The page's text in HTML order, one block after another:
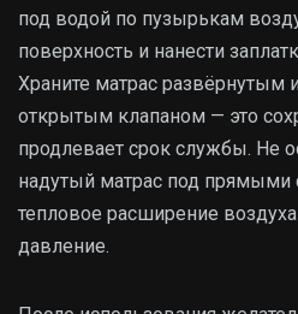
под водой по пузырькам
поверхность и нанести
Храните матрас развёрнутым
открытым клапаном — это
продлевает срок службы. Не
надутый матрас под прямыми
тепловое расширение
давление.